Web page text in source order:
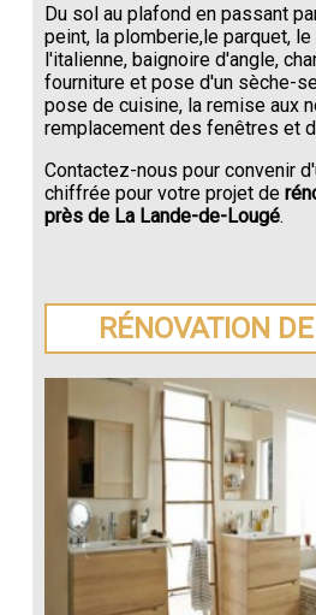
Du sol au plafond en passant
peint, la plomberie,le parquet,
l'italienne, baignoire d'angle,
fourniture et pose d'un sèche-
pose de cuisine, la remise aux
remplacement des fenêtres et
Contactez-nous pour convenir
chiffrée pour votre projet de
près de La Lande-de-Lougé.
RÉNOVATION